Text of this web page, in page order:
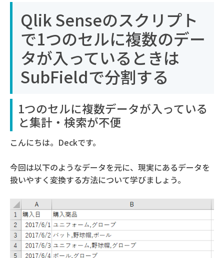
Qlik Senseのスクリプト
で1つのセルに複数のデー
タが入っているときは
SubFieldで分割する
1つのセルに複数データが入っている
と集計・検索が不便
こんにちは。Deckです。
今回は以下のようなデータを元に、現実にあるデータを
扱いやすく変換する方法について学びましょう。